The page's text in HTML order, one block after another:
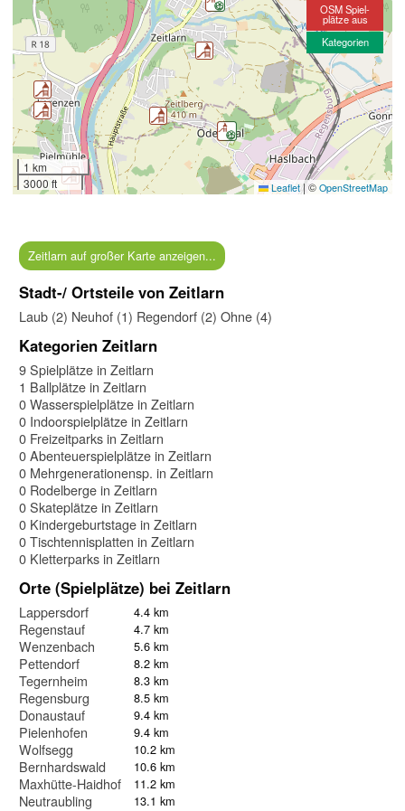
1 km
3000 ft
Leaflet | © OpenStreetMap
OSM Spiel-
plätze aus
Kategorien
Zeitlarn auf großer Karte anzeigen...
Stadt-/ Ortsteile von Zeitlarn
Laub (2) Neuhof (1) Regendorf (2) Ohne (4)
Kategorien Zeitlarn
9 Spielplätze in Zeitlarn
1 Ballplätze in Zeitlarn
0 Wasserspielplätze in Zeitlarn
0 Indoorspielplätze in Zeitlarn
0 Freizeitparks in Zeitlarn
0 Abenteuerspielplätze in Zeitlarn
0 Mehrgenerationensp. in Zeitlarn
0 Rodelberge in Zeitlarn
0 Skateplätze in Zeitlarn
0 Kindergeburtstage in Zeitlarn
0 Tischtennisplatten in Zeitlarn
0 Kletterparks in Zeitlarn
Orte (Spielplätze) bei Zeitlarn
Lappersdorf 4.4 km
Regenstauf 4.7 km
Wenzenbach 5.6 km
Pettendorf 8.2 km
Tegernheim 8.3 km
Regensburg 8.5 km
Donaustauf 9.4 km
Pielenhofen 9.4 km
Wolfsegg 10.2 km
Bernhardswald 10.6 km
Maxhütte-Haidhof 11.2 km
Neutraubling 13.1 km